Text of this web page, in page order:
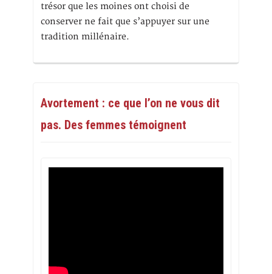
trésor que les moines ont choisi de
conserver ne fait que s’appuyer sur une
tradition millénaire.
Avortement : ce que l’on ne vous dit
pas. Des femmes témoignent